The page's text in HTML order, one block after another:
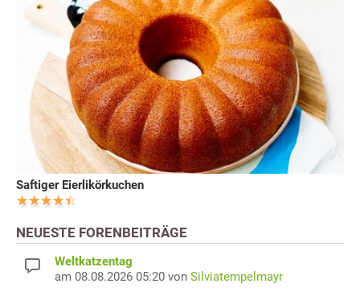
Saftiger Eierlikörkuchen
NEUESTE FORENBEITRÄGE
Weltkatzentag
am 08.08.2026 05:20 von Silviatempelmayr